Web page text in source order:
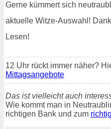
Gerne kümmert sich
aktuelle Witze-Auswahl!
Lesen!
12 Uhr rückt immer näher?
Mittagsangebote
Das ist vielleicht auch
Wie kommt man in
richtigen Bank und zum